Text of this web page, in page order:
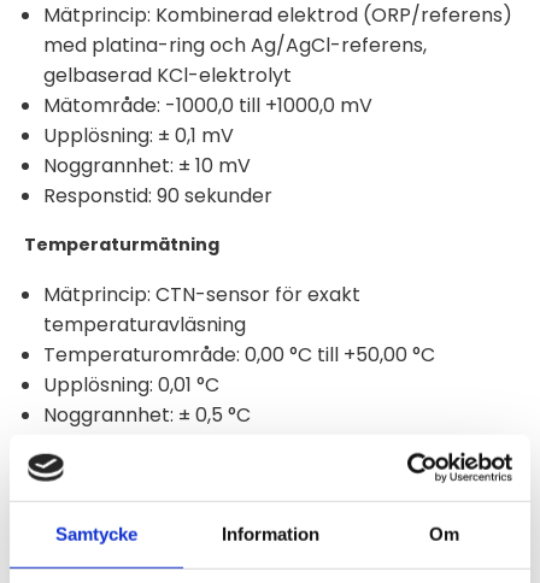
Samtycke Information Om
Mätprincip: Kombinerad elektrod (ORP/referens)
med platina-ring och Ag/AgCl-referens,
gelbaserad KCl-elektrolyt
Mätområde: -1000,0 till +1000,0 mV
Upplösning: ± 0,1 mV
Noggrannhet: ± 10 mV
Responstid: 90 sekunder
Temperaturmätning
Mätprincip: CTN-sensor för exakt
temperaturavläsning
Temperaturområde: 0,00 °C till +50,00 °C
Upplösning: 0,01 °C
Noggrannhet: ± 0,5 °C
Skyddsklass: IP68 för långvarig nedsänkning
Mätsignal: Standard Modbus RS-485 och SDI-12
för flexibel integrering
Mätuppdatering: < 1 sekund